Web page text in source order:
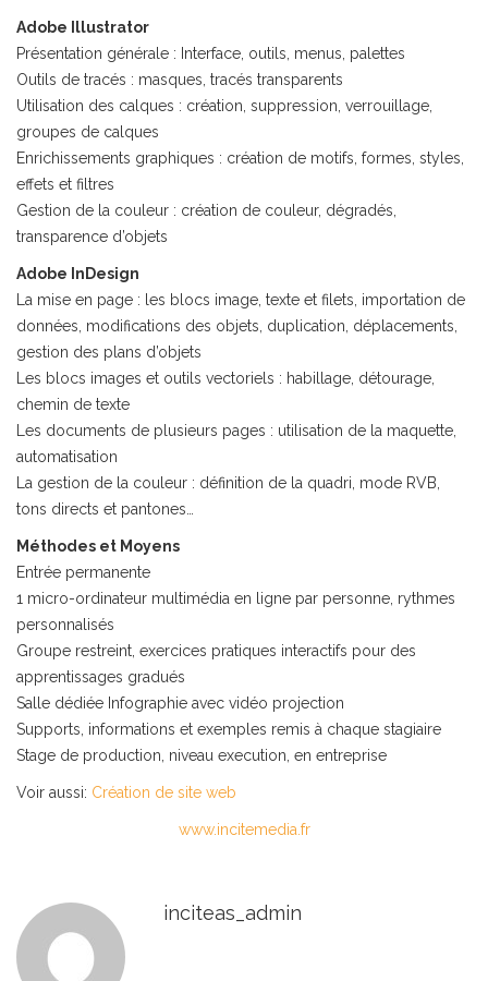
Adobe Illustrator
Présentation générale : Interface, outils, menus, palettes
Outils de tracés : masques, tracés transparents
Utilisation des calques : création, suppression, verrouillage,
groupes de calques
Enrichissements graphiques : création de motifs, formes, styles,
effets et filtres
Gestion de la couleur : création de couleur, dégradés,
transparence d’objets
Adobe InDesign
La mise en page : les blocs image, texte et filets, importation de
données, modifications des objets, duplication, déplacements,
gestion des plans d’objets
Les blocs images et outils vectoriels : habillage, détourage,
chemin de texte
Les documents de plusieurs pages : utilisation de la maquette,
automatisation
La gestion de la couleur : définition de la quadri, mode RVB,
tons directs et pantones…
Méthodes et Moyens
Entrée permanente
1 micro-ordinateur multimédia en ligne par personne, rythmes
personnalisés
Groupe restreint, exercices pratiques interactifs pour des
apprentissages gradués
Salle dédiée Infographie avec vidéo projection
Supports, informations et exemples remis à chaque stagiaire
Stage de production, niveau execution, en entreprise
Voir aussi: Création de site web
www.incitemedia.fr
inciteas_admin